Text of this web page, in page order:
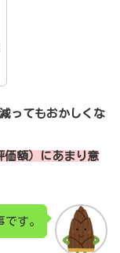
ってもおかしくな
価額）にあまり意
す。